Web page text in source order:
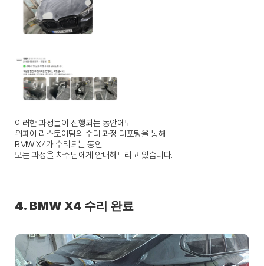
이러한 과정들이 진행되는 동안에도
위페어 리스토어팀의 수리 과정 리포팅을 통해
BMW X4가 수리되는 동안
모든 과정을 차주님에게 안내해드리고 있습니다.
4. BMW X4 수리 완료